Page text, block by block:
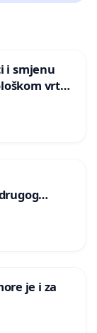
i smjenu
vrtu
je i za